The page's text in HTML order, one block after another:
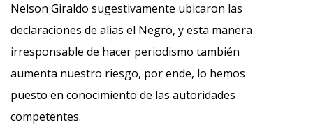
Nelson Giraldo sugestivamente ubicaron las
declaraciones de alias el Negro, y esta manera
irresponsable de hacer periodismo también
aumenta nuestro riesgo, por ende, lo hemos
puesto en conocimiento de las autoridades
competentes.